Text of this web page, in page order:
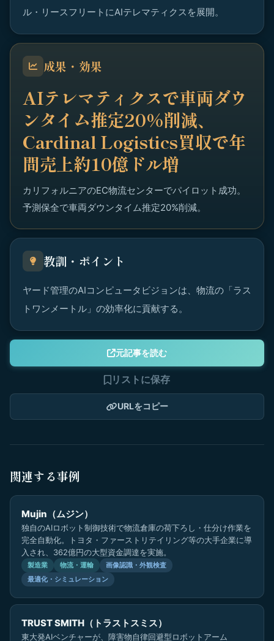
ル・リースフリートにAIテレマティクスを展開。
成果・効果
AIテレマティクスで車両ダウ
ンタイム推定20%削減、
Cardinal Logistics買収で年
間売上約10億ドル増
カリフォルニアのEC物流センターでパイロット成功。
予測保全で車両ダウンタイム推定20%削減。
教訓・ポイント
ヤード管理のAIコンピュータビジョンは、物流の「ラス
トワンメートル」の効率化に貢献する。
元記事を読む
リストに保存
URLをコピー
関連する事例
Mujin（ムジン）
独自のAIロボット制御技術で物流倉庫の荷下ろし・仕分け作業を
完全自動化。トヨタ・ファーストリテイリング等の大手企業に導
入され、362億円の大型資金調達を実施。
製造業 物流・運輸
画像認識・外観検査
最適化・シミュレーション
TRUST SMITH（トラストスミス）
東大発AIベンチャーが、障害物自律回避型ロボットアーム